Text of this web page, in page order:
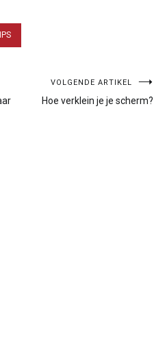
VOLGENDE ARTIKEL
Hoe verklein je je scherm?